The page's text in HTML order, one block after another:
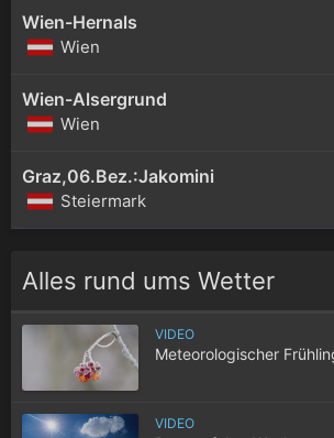
Wien-Hernals
Wien
Wien-Alsergrund
Wien
Graz,06.Bez.:Jakomini
Steiermark
Alles rund ums Wetter
VIDEO
Meteorologischer
VIDEO